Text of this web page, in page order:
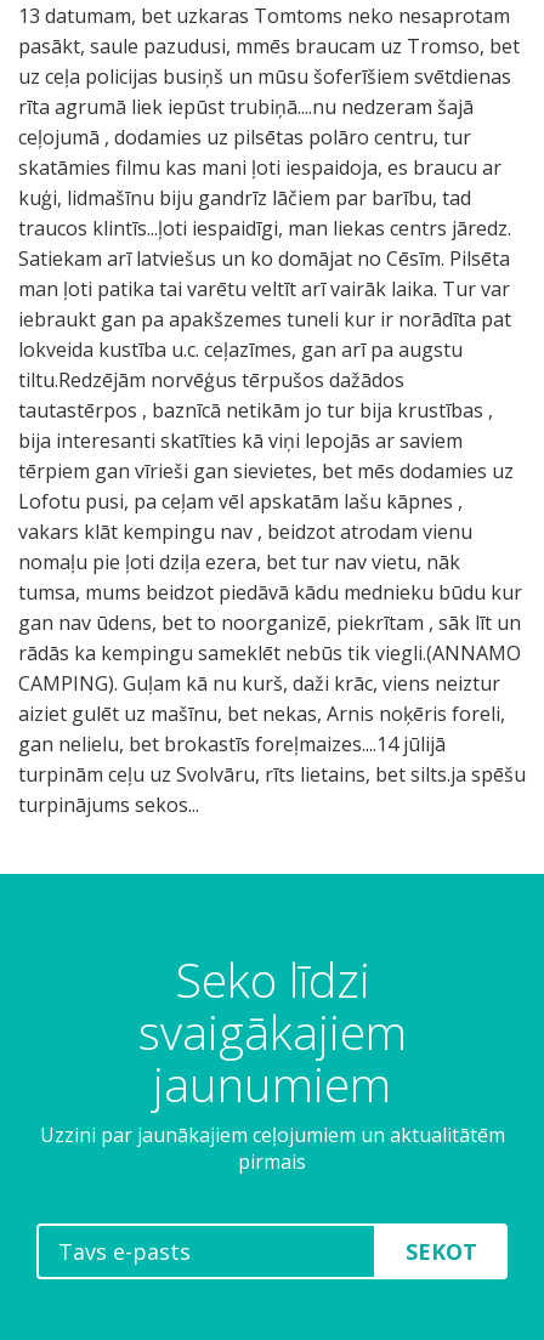
13 datumam, bet uzkaras Tomtoms neko nesaprotam
pasākt, saule pazudusi, mmēs braucam uz Tromso, bet
uz ceļa policijas busiņš un mūsu šoferīšiem svētdienas
rīta agrumā liek iepūst trubiņā....nu nedzeram šajā
ceļojumā , dodamies uz pilsētas polāro centru, tur
skatāmies filmu kas mani ļoti iespaidoja, es braucu ar
kuģi, lidmašīnu biju gandrīz lāčiem par barību, tad
traucos klintīs...ļoti iespaidīgi, man liekas centrs jāredz.
Satiekam arī latviešus un ko domājat no Cēsīm. Pilsēta
man ļoti patika tai varētu veltīt arī vairāk laika. Tur var
iebraukt gan pa apakšzemes tuneli kur ir norādīta pat
lokveida kustība u.c. ceļazīmes, gan arī pa augstu
tiltu.Redzējām norvēģus tērpušos dažādos
tautastērpos , baznīcā netikām jo tur bija krustības ,
bija interesanti skatīties kā viņi lepojās ar saviem
tērpiem gan vīrieši gan sievietes, bet mēs dodamies uz
Lofotu pusi, pa ceļam vēl apskatām lašu kāpnes ,
vakars klāt kempingu nav , beidzot atrodam vienu
nomaļu pie ļoti dziļa ezera, bet tur nav vietu, nāk
tumsa, mums beidzot piedāvā kādu mednieku būdu kur
gan nav ūdens, bet to noorganizē, piekrītam , sāk līt un
rādās ka kempingu sameklēt nebūs tik viegli.(ANNAMO
CAMPING). Guļam kā nu kurš, daži krāc, viens neiztur
aiziet gulēt uz mašīnu, bet nekas, Arnis noķēris foreli,
gan nelielu, bet brokastīs foreļmaizes....14 jūlijā
turpinām ceļu uz Svolvāru, rīts lietains, bet silts.ja spēšu
turpinājums sekos...
Seko līdzi
svaigākajiem
jaunumiem
Uzzini par jaunākajiem ceļojumiem un aktualitātēm
pirmais
SEKOT